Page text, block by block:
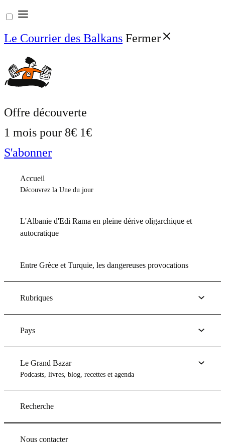
Aller
au
contenu
Le Courrier des Balkans Fermer
Offre découverte
1 mois pour 8€ 1€
S'abonner
Accueil
Découvrez la Une du jour
L'Albanie d'Edi Rama en pleine dérive oligarchique et
autocratique
Entre Grèce et Turquie, les dangereuses provocations
Rubriques
Pays
Le Grand Bazar
Podcasts, livres, blog, recettes et agenda
Recherche
Nous contacter